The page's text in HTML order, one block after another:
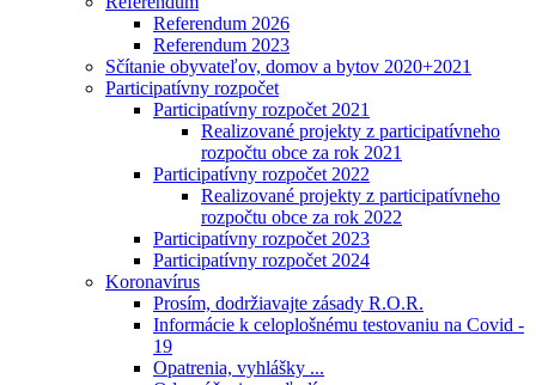
Referendum 2026
Referendum 2023
Sčítanie obyvateľov, domov a bytov 2020+2021
Participatívny rozpočet
Participatívny rozpočet 2021
Realizované projekty z participatívneho
rozpočtu obce za rok 2021
Participatívny rozpočet 2022
Realizované projekty z participatívneho
rozpočtu obce za rok 2022
Participatívny rozpočet 2023
Participatívny rozpočet 2024
Koronavírus
Prosím, dodržiavajte zásady R.O.R.
Informácie k celoplošnému testovaniu na Covid -
19
Opatrenia, vyhlášky ...